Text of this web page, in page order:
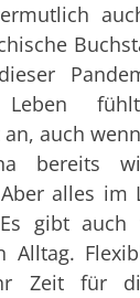
auch
bereits
alles im
gibt
Alltag.
Zeit für